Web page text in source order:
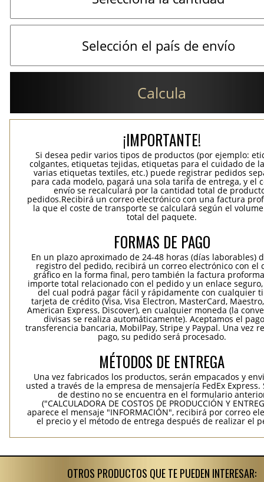
Calcula
¡IMPORTANTE!
Si desea pedir varios tipos de productos (por ejemplo:
colgantes, etiquetas tejidas, etiquetas para el cuidado de
varias etiquetas textiles, etc.) puede registrar pedidos
para cada modelo, pagará una sola tarifa de entrega, y el
envío se recalculará por la cantidad total de
pedidos.Recibirá un correo electrónico con una factura
la que el coste de transporte se calculará según el
total del paquete.
FORMAS DE PAGO
En un plazo aproximado de 24-48 horas (días laborables)
registro del pedido, recibirá un correo electrónico con el
gráfico en la forma final, pero también la factura
importe total relacionado con el pedido y un enlace
del cual podrá pagar fácil y rápidamente con cualquier
tarjeta de crédito (Visa, Visa Electron, MasterCard,
American Express, Discover), en cualquier moneda (la
divisas se realiza automáticamente). Aceptamos el
transferencia bancaria, MobilPay, Stripe y Paypal. Una vez
pago, su pedido será procesado.
MÉTODOS DE ENTREGA
Una vez fabricados los productos, serán empacados y
usted a través de la empresa de mensajería FedEx Express.
de destino no se encuentra en el formulario
("CALCULADORA DE COSTOS DE PRODUCCIÓN Y
aparece el mensaje "INFORMACIÓN", recibirá por correo
el precio y el método de entrega después de realizar el
OTROS PRODUCTOS QUE TE PUEDEN INTERESAR: